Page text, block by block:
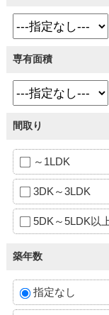
専有面積
間取り
～1LDK
3DK～3LDK
5DK～5LDK以
築年数
指定なし